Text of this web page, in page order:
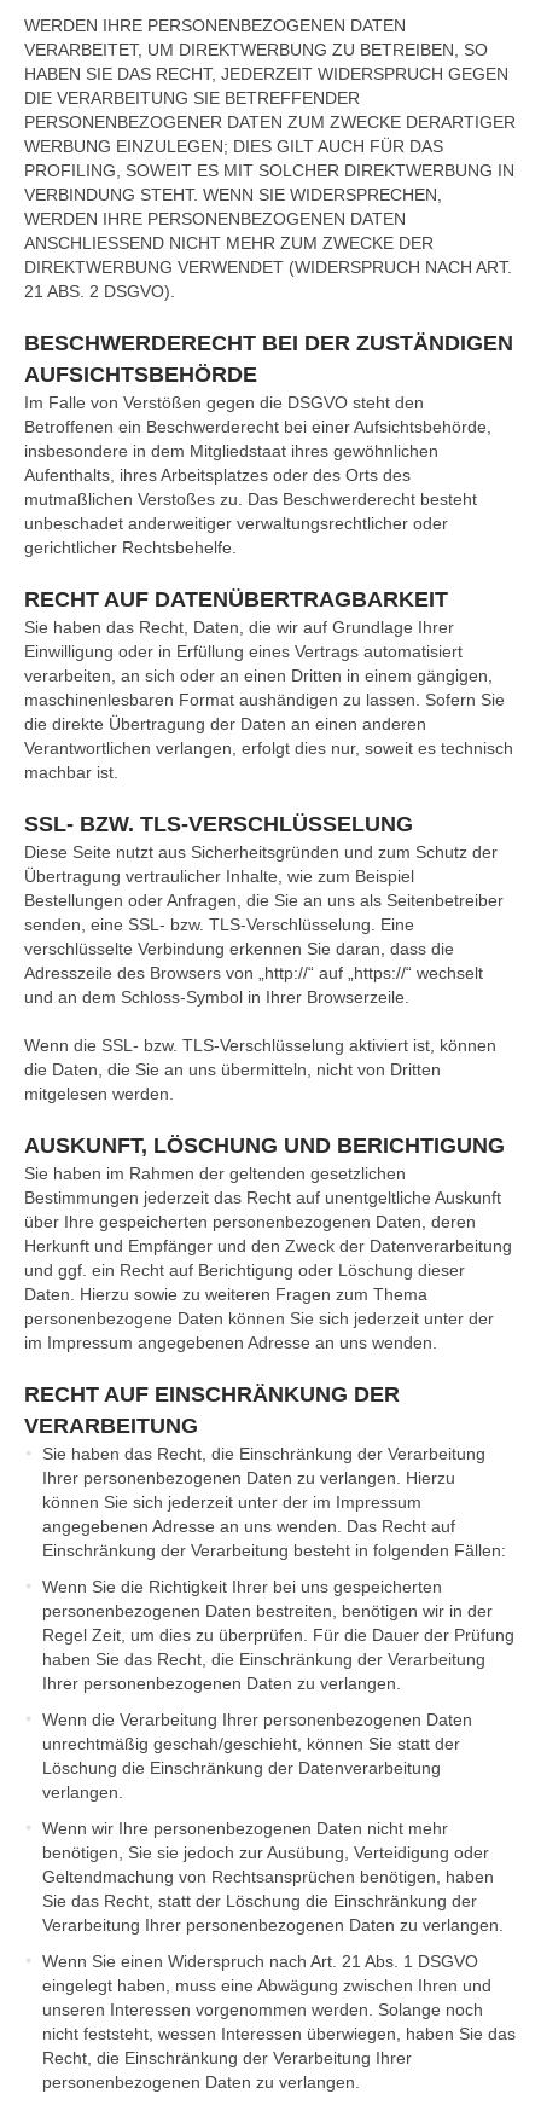
WERDEN IHRE PERSONENBEZOGENEN DATEN
VERARBEITET, UM DIREKTWERBUNG ZU BETREIBEN, SO
HABEN SIE DAS RECHT, JEDERZEIT WIDERSPRUCH GEGEN
DIE VERARBEITUNG SIE BETREFFENDER
PERSONENBEZOGENER DATEN ZUM ZWECKE DERARTIGER
WERBUNG EINZULEGEN; DIES GILT AUCH FÜR DAS
PROFILING, SOWEIT ES MIT SOLCHER DIREKTWERBUNG IN
VERBINDUNG STEHT. WENN SIE WIDERSPRECHEN,
WERDEN IHRE PERSONENBEZOGENEN DATEN
ANSCHLIESSEND NICHT MEHR ZUM ZWECKE DER
DIREKTWERBUNG VERWENDET (WIDERSPRUCH NACH ART.
21 ABS. 2 DSGVO).
BESCHWERDERECHT BEI DER ZUSTÄNDIGEN
AUFSICHTSBEHÖRDE
Im Falle von Verstößen gegen die DSGVO steht den
Betroffenen ein Beschwerderecht bei einer Aufsichtsbehörde,
insbesondere in dem Mitgliedstaat ihres gewöhnlichen
Aufenthalts, ihres Arbeitsplatzes oder des Orts des
mutmaßlichen Verstoßes zu. Das Beschwerderecht besteht
unbeschadet anderweitiger verwaltungsrechtlicher oder
gerichtlicher Rechtsbehelfe.
RECHT AUF DATENÜBERTRAGBARKEIT
Sie haben das Recht, Daten, die wir auf Grundlage Ihrer
Einwilligung oder in Erfüllung eines Vertrags automatisiert
verarbeiten, an sich oder an einen Dritten in einem gängigen,
maschinenlesbaren Format aushändigen zu lassen. Sofern Sie
die direkte Übertragung der Daten an einen anderen
Verantwortlichen verlangen, erfolgt dies nur, soweit es technisch
machbar ist.
SSL- BZW. TLS-VERSCHLÜSSELUNG
Diese Seite nutzt aus Sicherheitsgründen und zum Schutz der
Übertragung vertraulicher Inhalte, wie zum Beispiel
Bestellungen oder Anfragen, die Sie an uns als Seitenbetreiber
senden, eine SSL- bzw. TLS-Verschlüsselung. Eine
verschlüsselte Verbindung erkennen Sie daran, dass die
Adresszeile des Browsers von „http://“ auf „https://“ wechselt
und an dem Schloss-Symbol in Ihrer Browserzeile.
Wenn die SSL- bzw. TLS-Verschlüsselung aktiviert ist, können
die Daten, die Sie an uns übermitteln, nicht von Dritten
mitgelesen werden.
AUSKUNFT, LÖSCHUNG UND BERICHTIGUNG
Sie haben im Rahmen der geltenden gesetzlichen
Bestimmungen jederzeit das Recht auf unentgeltliche Auskunft
über Ihre gespeicherten personenbezogenen Daten, deren
Herkunft und Empfänger und den Zweck der Datenverarbeitung
und ggf. ein Recht auf Berichtigung oder Löschung dieser
Daten. Hierzu sowie zu weiteren Fragen zum Thema
personenbezogene Daten können Sie sich jederzeit unter der
im Impressum angegebenen Adresse an uns wenden.
RECHT AUF EINSCHRÄNKUNG DER
VERARBEITUNG
Sie haben das Recht, die Einschränkung der Verarbeitung
Ihrer personenbezogenen Daten zu verlangen. Hierzu
können Sie sich jederzeit unter der im Impressum
angegebenen Adresse an uns wenden. Das Recht auf
Einschränkung der Verarbeitung besteht in folgenden Fällen:
Wenn Sie die Richtigkeit Ihrer bei uns gespeicherten
personenbezogenen Daten bestreiten, benötigen wir in der
Regel Zeit, um dies zu überprüfen. Für die Dauer der Prüfung
haben Sie das Recht, die Einschränkung der Verarbeitung
Ihrer personenbezogenen Daten zu verlangen.
Wenn die Verarbeitung Ihrer personenbezogenen Daten
unrechtmäßig geschah/geschieht, können Sie statt der
Löschung die Einschränkung der Datenverarbeitung
verlangen.
Wenn wir Ihre personenbezogenen Daten nicht mehr
benötigen, Sie sie jedoch zur Ausübung, Verteidigung oder
Geltendmachung von Rechtsansprüchen benötigen, haben
Sie das Recht, statt der Löschung die Einschränkung der
Verarbeitung Ihrer personenbezogenen Daten zu verlangen.
Wenn Sie einen Widerspruch nach Art. 21 Abs. 1 DSGVO
eingelegt haben, muss eine Abwägung zwischen Ihren und
unseren Interessen vorgenommen werden. Solange noch
nicht feststeht, wessen Interessen überwiegen, haben Sie das
Recht, die Einschränkung der Verarbeitung Ihrer
personenbezogenen Daten zu verlangen.